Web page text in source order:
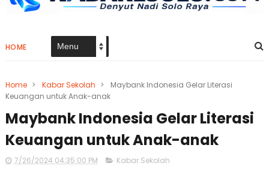
HOME
Home > Kabar Sekolah >
Maybank Indonesia Gelar Literasi
Keuangan untuk Anak-anak
Maybank Indonesia Gelar Literasi
Keuangan untuk Anak-anak
7/26/2024 04:35:00 PM Kabar Sekolah